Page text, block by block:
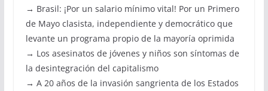
→ Brasil: ¡Por un salario mínimo vital! Por un Primero
de Mayo clasista, independiente y democrático que
levante un programa propio de la mayoría oprimida
→ Los asesinatos de jóvenes y niños son síntomas de
la desintegración del capitalismo
→ A 20 años de la invasión sangrienta de los Estados